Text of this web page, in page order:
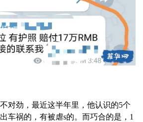
对劲，最近这半年里，他认识的5个
车祸的，有被虐s的。而巧合的是，1